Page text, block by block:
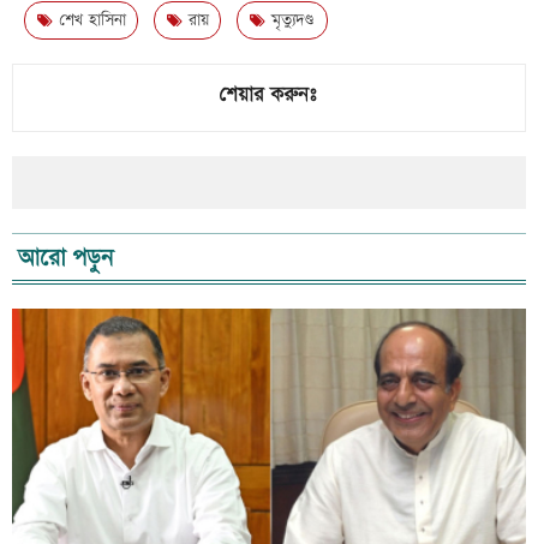
শেখ হাসিনা রায় মৃত্যুদণ্ড
শেয়ার করুনঃ
আরো পড়ুন